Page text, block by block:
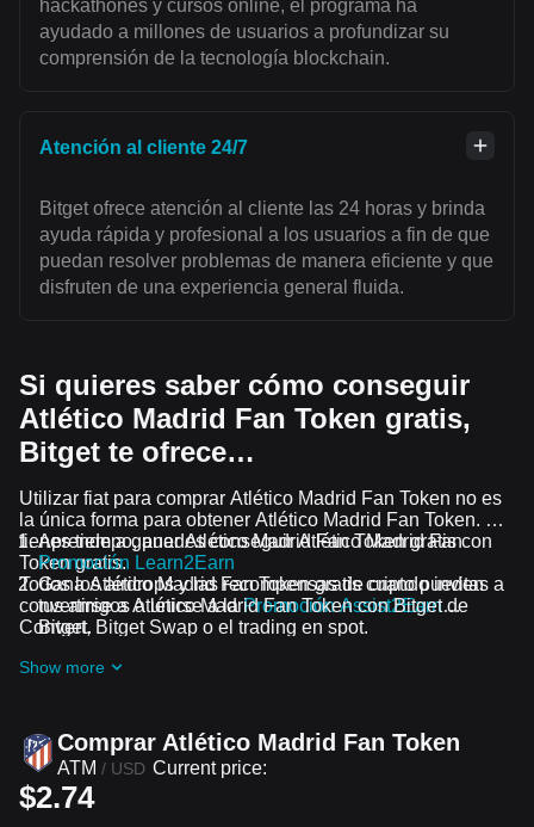
hackathones y cursos online, el programa ha
ayudado a millones de usuarios a profundizar su
comprensión de la tecnología blockchain.
Atención al cliente 24/7
Bitget ofrece atención al cliente las 24 horas y brinda
ayuda rápida y profesional a los usuarios a fin de que
puedan resolver problemas de manera eficiente y que
disfruten de una experiencia general fluida.
Si quieres saber cómo conseguir
Atlético Madrid Fan Token gratis,
Bitget te ofrece…
Utilizar fiat para comprar Atlético Madrid Fan Token no es
la única forma para obtener Atlético Madrid Fan Token. Si
tienes tiempo, puedes conseguir Atlético Madrid Fan
Token gratis.
Aprende a ganar Atlético Madrid Fan Token gratis con
Promoción Learn2Earn
Gana Atlético Madrid Fan Token gratis cuando invitas a
tus amigos a unirse a laPromoción Assist2Earnde
Bitget.
uniéndote a los
Todos los airdrops y las recompensas de cripto pueden
convertirse a Atlético Madrid Fan Token con Bitget
Convert, Bitget Swap o el trading en spot.
Show more
Comprar Atlético Madrid Fan Token
ATM / USD Current price:
$2.74